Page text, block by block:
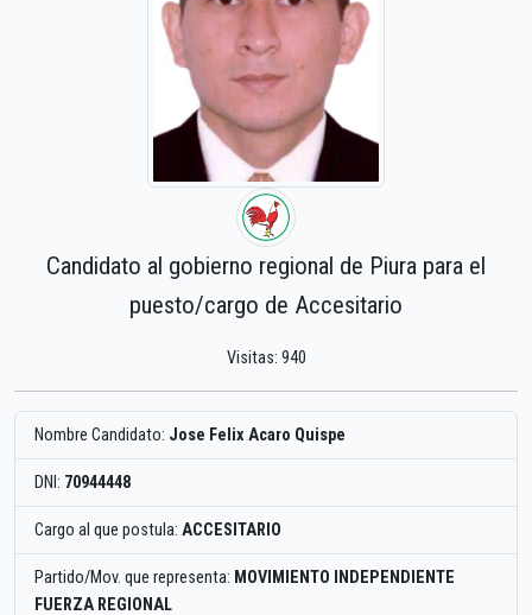
Candidato al gobierno regional de Piura para el
puesto/cargo de Accesitario
Visitas: 940
Nombre Candidato: Jose Felix Acaro Quispe
DNI: 70944448
Cargo al que postula: ACCESITARIO
Partido/Mov. que representa: MOVIMIENTO INDEPENDIENTE
FUERZA REGIONAL